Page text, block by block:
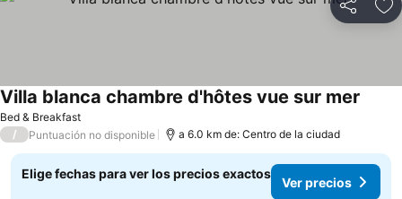
Compartir
Bed & Breakfast
Villa blanca chambre d'hôtes vue sur mer
/ Puntuación no disponible a 6.0 km de: Centro de la ciudad
Elige fechas para ver los precios exactos
Ver precios